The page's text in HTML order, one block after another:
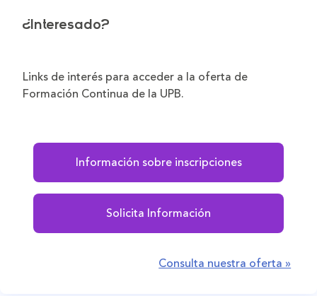
¿Interesado?
Links de interés para acceder a la oferta de
Formación Continua de la UPB.
Información sobre inscripciones
Solicita Información
Consulta nuestra oferta »